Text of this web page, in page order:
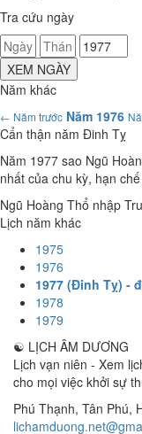
Tra cứu ngày
XEM NGÀY
Năm khác
← Năm trước Năm 1976
Cẩn thận năm Đinh Tỵ
Năm 1977 sao Ngũ
nhất của chu kỳ, hạn
Ngũ Hoàng Thổ nhập
Lịch năm khác
1975
1976
1977 (Đinh Tỵ) -
1978
1979
☯ LỊCH ÂM DƯƠNG
Lịch vạn niên - Xem
cho mọi việc khởi sự
Phú Thạnh, Tân Phú,